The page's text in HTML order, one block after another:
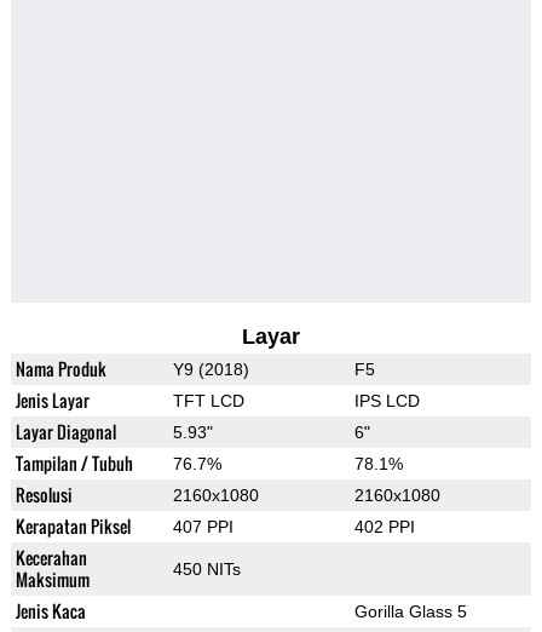
Layar
Nama Produk Y9 (2018) F5
Jenis Layar TFT LCD IPS LCD
Layar Diagonal 5.93" 6"
Tampilan / Tubuh 76.7% 78.1%
Resolusi 2160x1080 2160x1080
Kerapatan Piksel 407 PPI 402 PPI
Kecerahan
Maksimum
450 NITs
Jenis Kaca Gorilla Glass 5